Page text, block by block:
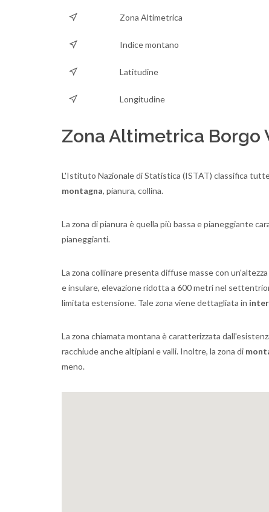
Zona Altimetrica
Indice montano
Latitudine
Longitudine
Zona Altimetrica Borgo
L'Istituto Nazionale di Statistica (ISTAT) classifica
montagna, pianura, collina.
La zona di pianura è quella più bassa e pianeggiante
pianeggianti.
La zona collinare presenta diffuse masse con
e insulare, elevazione ridotta a 600 metri nel
limitata estensione. Tale zona viene dettagliata in
La zona chiamata montana è caratterizzata
racchiude anche altipiani e valli. Inoltre, la zona di
meno.